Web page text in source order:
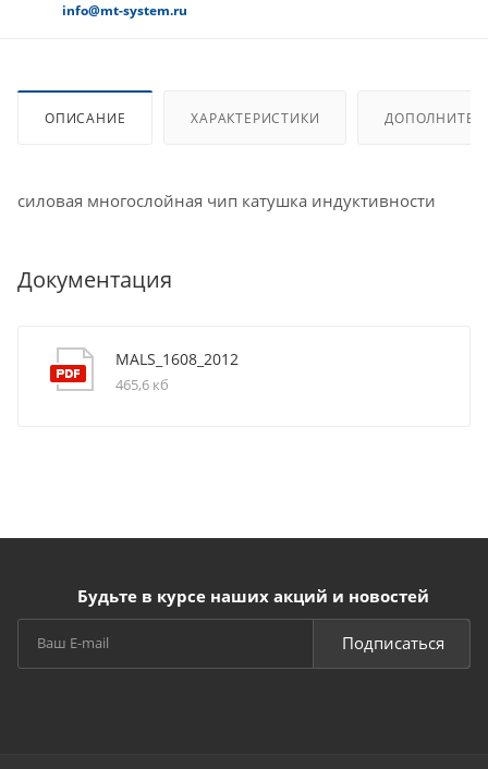
info@mt-system.ru
ОПИСАНИЕ ХАРАКТЕРИСТИКИ
силовая многослойная чип катушка индуктивности
Документация
MALS_1608_2012
465,6 кб
Будьте в курсе наших акций и новостей
Подписаться